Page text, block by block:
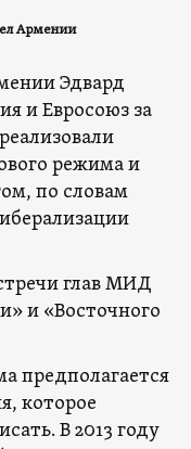
Армении
Эдвард
и Евросоюз за
режима и
по словам
глав МИД
и «Восточного
предполагается
которое
В 2013 году